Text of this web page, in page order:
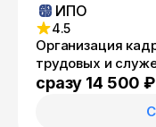
ИПО
4.5
Организация
трудовых и
сразу 14 500 ₽